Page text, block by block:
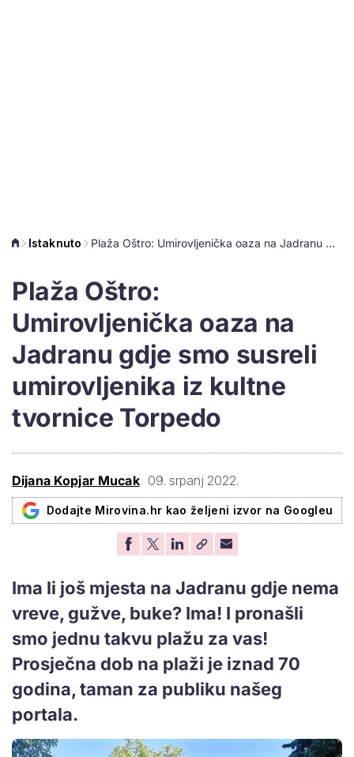
Istaknuto Plaža Oštro: Umirovljenička oaza na Jadranu gdje smo susreli umirovljenika iz kultne tvornice Torpedo
Plaža Oštro:
Umirovljenička oaza na
Jadranu gdje smo susreli
umirovljenika iz kultne
tvornice Torpedo
Dijana Kopjar Mucak 09. srpanj 2022.
Dodajte Mirovina.hr kao željeni izvor na Googleu
Ima li još mjesta na Jadranu gdje nema
vreve, gužve, buke? Ima! I pronašli
smo jednu takvu plažu za vas!
Prosječna dob na plaži je iznad 70
godina, taman za publiku našeg
portala.